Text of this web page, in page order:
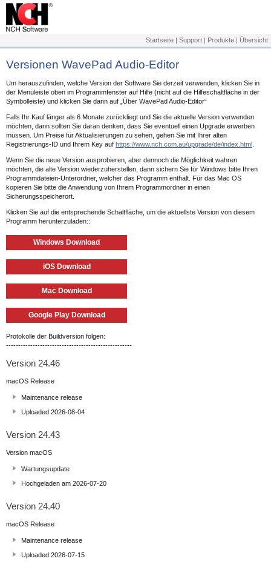
Startseite | Support | Produkte | Übersicht
Versionen WavePad Audio-Editor
Um herauszufinden, welche Version der Software Sie derzeit verwenden, klicken Sie in
der Menüleiste oben im Programmfenster auf Hilfe (nicht auf die Hilfeschaltfläche in der
Symbolleiste) und klicken Sie dann auf „Über WavePad Audio-Editor“
Falls Ihr Kauf länger als 6 Monate zurückliegt und Sie die aktuelle Version verwenden
möchten, dann sollten Sie daran denken, dass Sie eventuell einen Upgrade erwerben
müssen. Um Preise für Aktualisierungen zu sehen, gehen Sie mit Ihrer alten
Registrierungs-ID und Ihrem Key auf https://www.nch.com.au/upgrade/de/index.html
Wenn Sie die neue Version ausprobieren, aber dennoch die Möglichkeit wahren
möchten, die alte Version wiederzuherstellen, dann sichern Sie für Windows bitte Ihren
Programmdateien-Unterordner, welcher das Programm enthält. Für das Mac OS
kopieren Sie bitte die Anwendung von Ihrem Programmordner in einen
Sicherungsspeicherort.
Klicken Sie auf die entsprechende Schaltfläche, um die aktuellste Version von diesem
Programm herunterzuladen::
Windows Download
iOS Download
Mac Download
Google Play Download
Protokolle der Buildversion folgen:
----------------------------------------------------
Version 24.46
macOS Release
Maintenance release
Uploaded 2026-08-04
Version 24.43
Version macOS
Wartungsupdate
Hochgeladen am 2026-07-20
Version 24.40
macOS Release
Maintenance release
Uploaded 2026-07-15